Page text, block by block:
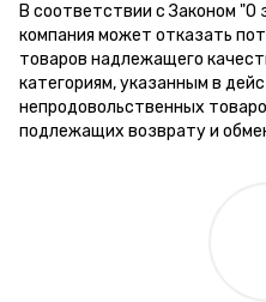
В соответствии с Законом
компания может отказать
товаров надлежащего
категориям, указанным в
непродовольственных
подлежащих возврату и